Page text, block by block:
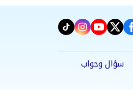
facebook
twitter
youtube
instagram
tiktok
سؤال وجواب